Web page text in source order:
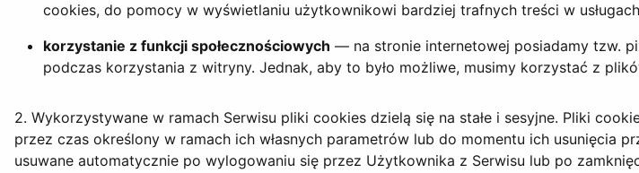
cookies, do pomocy w wyświetlaniu użytkownikowi bardziej trafnych treści w
korzystanie z funkcji społecznościowych — na stronie internetowej posiadamy tzw.
podczas korzystania z witryny. Jednak, aby to było możliwe, musimy korzystać z
2. Wykorzystywane w ramach Serwisu pliki cookies dzielą się na stałe i sesyjne. Pliki
przez czas określony w ramach ich własnych parametrów lub do momentu ich usunięcia
usuwane automatycznie po wylogowaniu się przez Użytkownika z Serwisu lub po